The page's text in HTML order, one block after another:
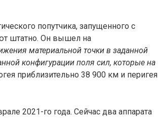
попутчика, запущенного с
штатно. Он вышел на
материальной точки в заданной
конфигурации поля сил, которые на
приблизительно 38 900 км и перигея
2021-го года. Сейчас два аппарата